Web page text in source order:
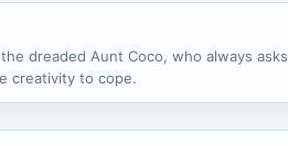
dreaded Aunt Coco, who always asks
creativity to cope.